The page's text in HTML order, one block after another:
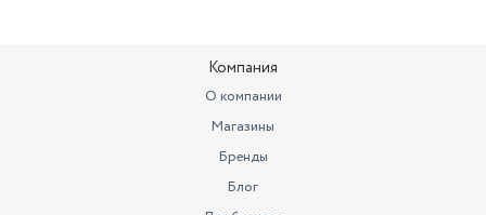
Компания
О компании
Магазины
Бренды
Блог